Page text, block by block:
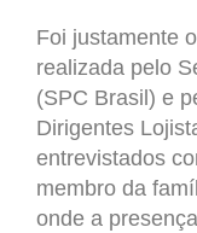
Foi justamente
realizada pelo
(SPC Brasil) e
Dirigentes
entrevistados
membro da
onde a